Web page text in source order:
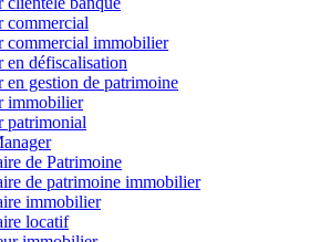
commercial
commercial immobilier
défiscalisation
gestion de patrimoine
immobilier
patrimonial
de Patrimoine
de patrimoine immobilier
immobilier
locatif